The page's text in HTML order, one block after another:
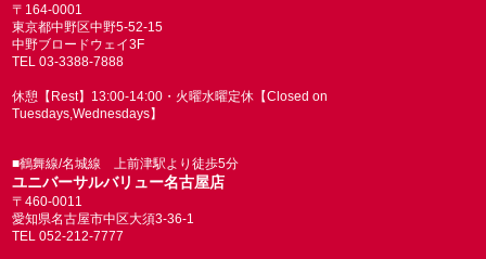
〒164-0001
東京都中野区中野5-52-15
中野ブロードウェイ3F
TEL 03-3388-7888
休憩【Rest】13:00-14:00・火曜水曜定休【Closed on
Tuesdays,Wednesdays】
■鶴舞線/名城線 上前津駅より徒歩5分
ユニバーサルバリュー名古屋店
〒460-0011
愛知県名古屋市中区大須3-36-1
TEL 052-212-7777